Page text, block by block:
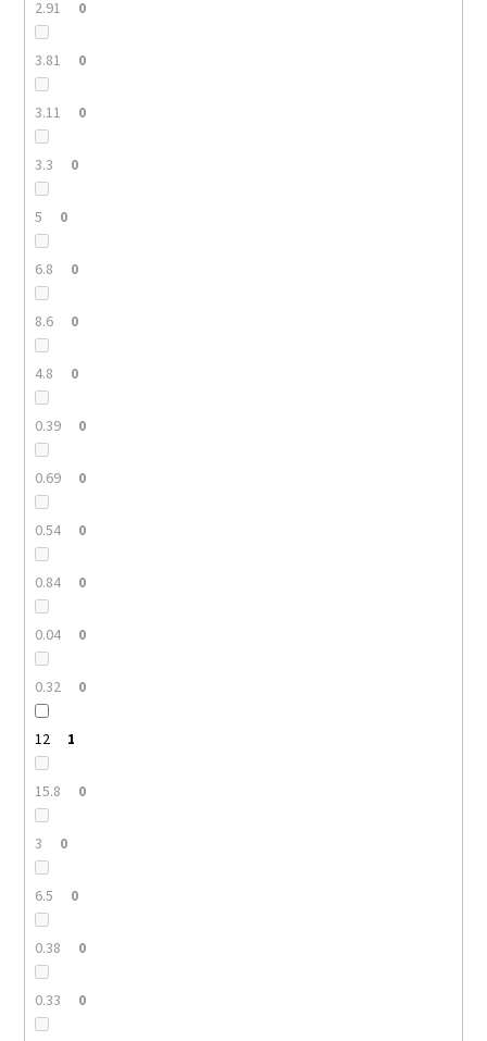
2.91 0
3.81 0
3.11 0
3.3 0
5 0
6.8 0
8.6 0
4.8 0
0.39 0
0.69 0
0.54 0
0.84 0
0.04 0
0.32 0
12 1
15.8 0
3 0
6.5 0
0.38 0
0.33 0